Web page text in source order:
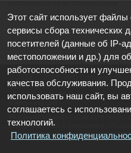
© 2018 — 2025, «РО Сегодня».
ФС77-76703 от 06 сентября 2019
надзору в сфере связи,
Редакция не несет
содержащейся в рекламных
содержать информацию, не
Этот сайт использует файлы
сервисы сбора технических
посетителей (данные об IP-
местоположении и др.) для
работоспособности и
качества обслуживания.
использовать наш сайт, вы
соглашаетесь с
технологий.
Политика